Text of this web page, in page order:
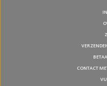
CONTACT